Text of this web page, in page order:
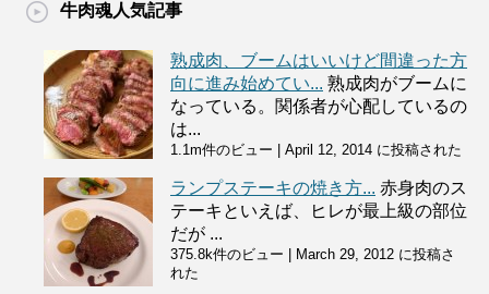
牛肉魂人気記事
熟成肉、ブームはいいけど間違った方
向に進み始めてい... 熟成肉がブームに
なっている。関係者が心配しているの
は...
1.1m件のビュー April 12, 2014 に投稿された
ランプステーキの焼き方... 赤身肉のス
テーキといえば、ヒレが最上級の部位
だが ...
375.8k件のビュー
March 29, 2012 に投稿さ
れた